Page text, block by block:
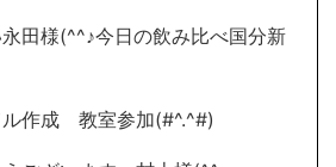
田様(^^♪今日の飲み比べ国分新
ル作成 教室参加(#^.^#)